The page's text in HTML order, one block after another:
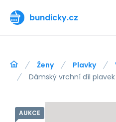
bundicky.cz
Ženy Plavky
Dámský vrchní díl plavek
AUKCE